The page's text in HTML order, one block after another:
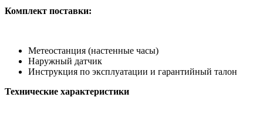
Комплект поставки:
Метеостанция (настенные часы)
Наружный датчик
Инструкция по эксплуатации и гарантийный талон
Технические характеристики